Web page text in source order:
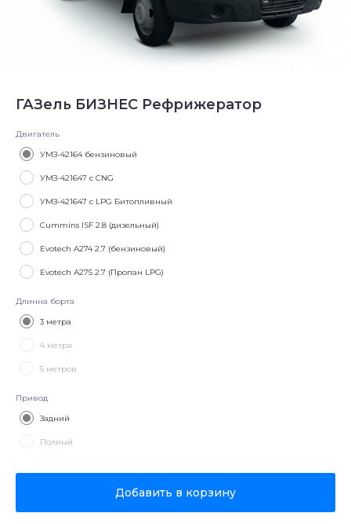
ГАЗель БИЗНЕС Рефрижератор
Двигатель
УМЗ-42164 бензиновый
УМЗ-421647 с CNG
УМЗ-421647 с LPG Битопливный
Cummins ISF 2.8 (дизельный)
Evotech A274 2.7 (бензиновый)
Evotech А275 2.7 (Пропан LPG)
Длинна борта
3 метра
4 метра
5 метров
Привод
Задний
Полный
Добавить в корзину